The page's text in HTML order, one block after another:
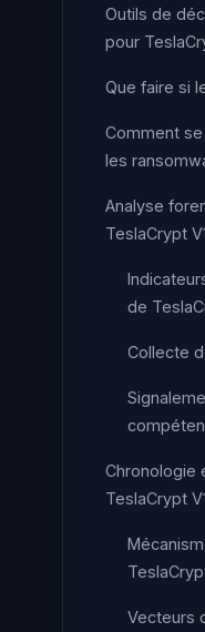
Outils de
pour
Que faire si
Comment
les
Analyse
TeslaCrypt
de
Collecte
Chronologie
TeslaCrypt
Vecteurs